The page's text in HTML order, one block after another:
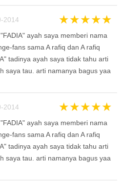
2014 ★★★★★
ayah saya memberi nama
fans sama A rafiq dan A rafiq
tadinya ayah saya tidak tahu arti
saya tau. arti namanya bagus yaa
2014 ★★★★★
ayah saya memberi nama
fans sama A rafiq dan A rafiq
tadinya ayah saya tidak tahu arti
saya tau. arti namanya bagus yaa